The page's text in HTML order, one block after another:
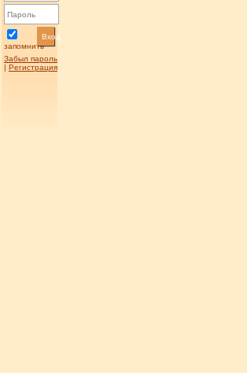
запомнить
Вход
Забыл пароль
| Регистрация